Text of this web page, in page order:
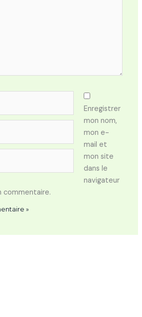
Enregistrer
mon nom,
mon e-
mail et
mon site
dans le
navigateur
commentaire.